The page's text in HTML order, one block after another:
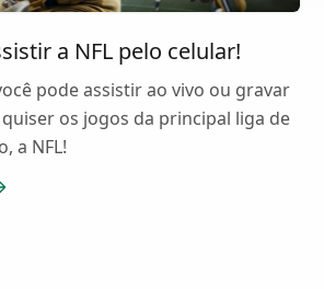
a NFL pelo celular!
pode assistir ao vivo ou gravar
os jogos da principal liga de
a NFL!